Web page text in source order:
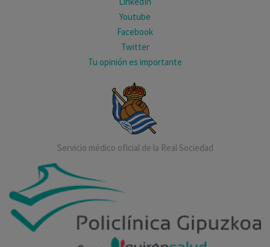
Youtube
Facebook
Twitter
Tu opinión es importante
Servicio médico oficial de la Real Sociedad